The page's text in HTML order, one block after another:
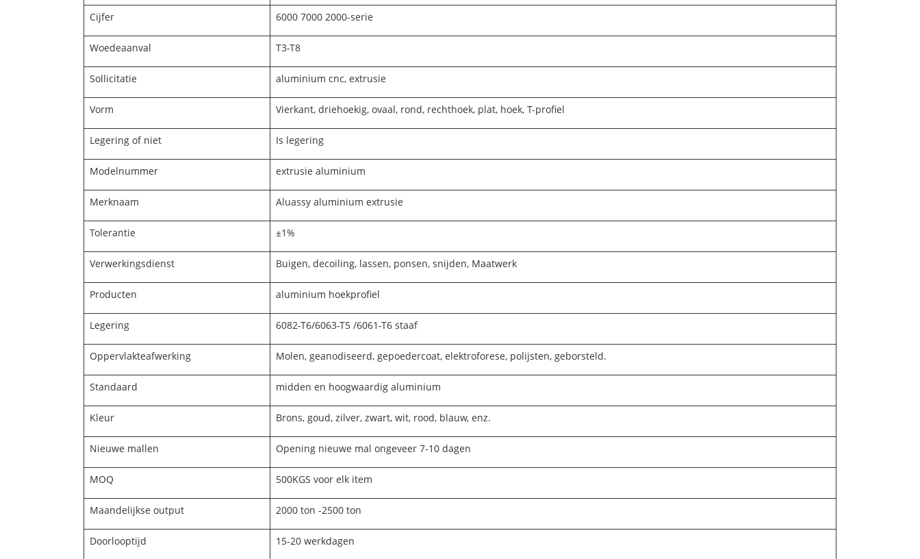
Cijfer 6000 7000 2000-serie
Woedeaanval T3-T8
Sollicitatie aluminium cnc, extrusie
Vorm Vierkant, driehoekig, ovaal, rond, rechthoek, plat, hoek, T-profiel
Legering of niet Is legering
Modelnummer extrusie aluminium
Merknaam Aluassy aluminium extrusie
Tolerantie ±1%
Verwerkingsdienst Buigen, decoiling, lassen, ponsen, snijden, Maatwerk
Producten aluminium hoekprofiel
Legering 6082-T6/6063-T5 /6061-T6 staaf
Oppervlakteafwerking Molen, geanodiseerd, gepoedercoat, elektroforese, polijsten, geborsteld.
Standaard midden en hoogwaardig aluminium
Kleur Brons, goud, zilver, zwart, wit, rood, blauw, enz.
Nieuwe mallen Opening nieuwe mal ongeveer 7-10 dagen
MOQ 500KGS voor elk item
Maandelijkse output 2000 ton -2500 ton
Doorlooptijd 15-20 werkdagen